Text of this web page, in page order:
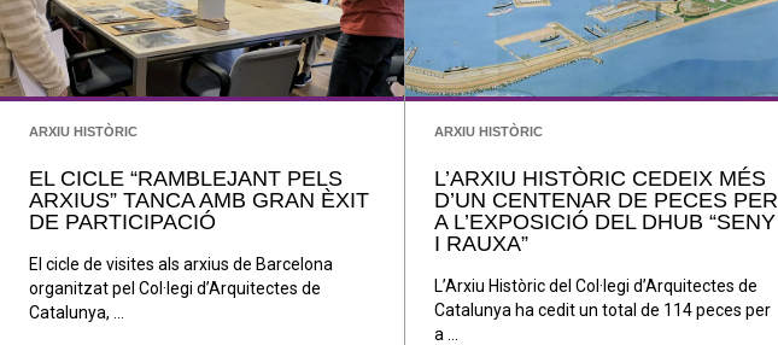
ARXIU HISTÒRIC
EL CICLE “RAMBLEJANT PELS
ARXIUS” TANCA AMB GRAN ÈXIT
DE PARTICIPACIÓ
El cicle de visites als arxius de Barcelona
organitzat pel Col·legi d’Arquitectes de
Catalunya, ...
ARXIU HISTÒRIC
L’ARXIU HISTÒRIC CEDEIX MÉS
D’UN CENTENAR DE PECES PER
A L’EXPOSICIÓ DEL DHUB “SENY
I RAUXA”
L’Arxiu Històric del Col·legi d’Arquitectes de
Catalunya ha cedit un total de 114 peces per
a ...